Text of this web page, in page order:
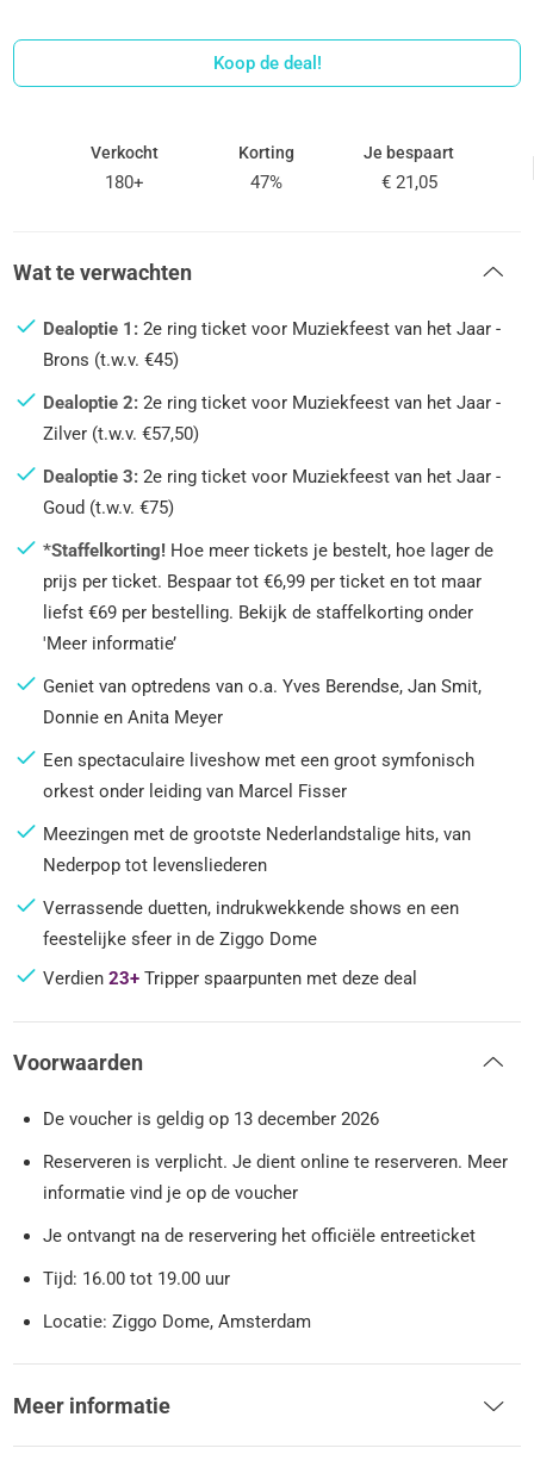
Koop de deal!
Verkocht
180+
Korting
47%
Je bespaart
€ 21,05
Wat te verwachten
Dealoptie 1:2e ring ticket voor Muziekfeest van het Jaar -
Brons (t.w.v. €45)
Dealoptie 2:2e ring ticket voor Muziekfeest van het Jaar -
Zilver (t.w.v. €57,50)
Dealoptie 3:2e ring ticket voor Muziekfeest van het Jaar -
Goud (t.w.v. €75)
*Staffelkorting! Hoe meer tickets je bestelt, hoe lager de
prijs per ticket. Bespaar tot €6,99 per ticket en tot maar
liefst €69 per bestelling. Bekijk de staffelkorting onder
'Meer informatie’
Geniet van optredens van o.a. Yves Berendse, Jan Smit,
Donnie en Anita Meyer
Een spectaculaire liveshow met een groot symfonisch
orkest onder leiding van Marcel Fisser
Meezingen met de grootste Nederlandstalige hits, van
Nederpop tot levensliederen
Verrassende duetten, indrukwekkende shows en een
feestelijke sfeer in de Ziggo Dome
Verdien23+ Tripper spaarpunten met deze deal
Voorwaarden
De voucher is geldig op 13 december 2026
Reserveren is verplicht. Je dient online te reserveren. Meer
informatie vind je op de voucher
Je ontvangt na de reservering het officiële entreeticket
Tijd: 16.00 tot 19.00 uur
Locatie: Ziggo Dome, Amsterdam
Meer informatie